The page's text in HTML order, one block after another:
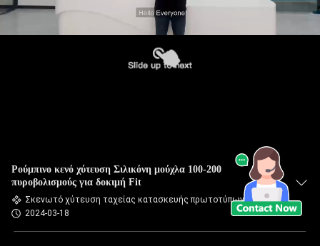
Ρούμπινο κενό χύτευση Σιλικόνη μούχλα 100-200
πυροβολισμούς για δοκιμή Fit
Σκενωτό χύτευση ταχείας κατασκευής πρωτοτύπων
2024-03-18